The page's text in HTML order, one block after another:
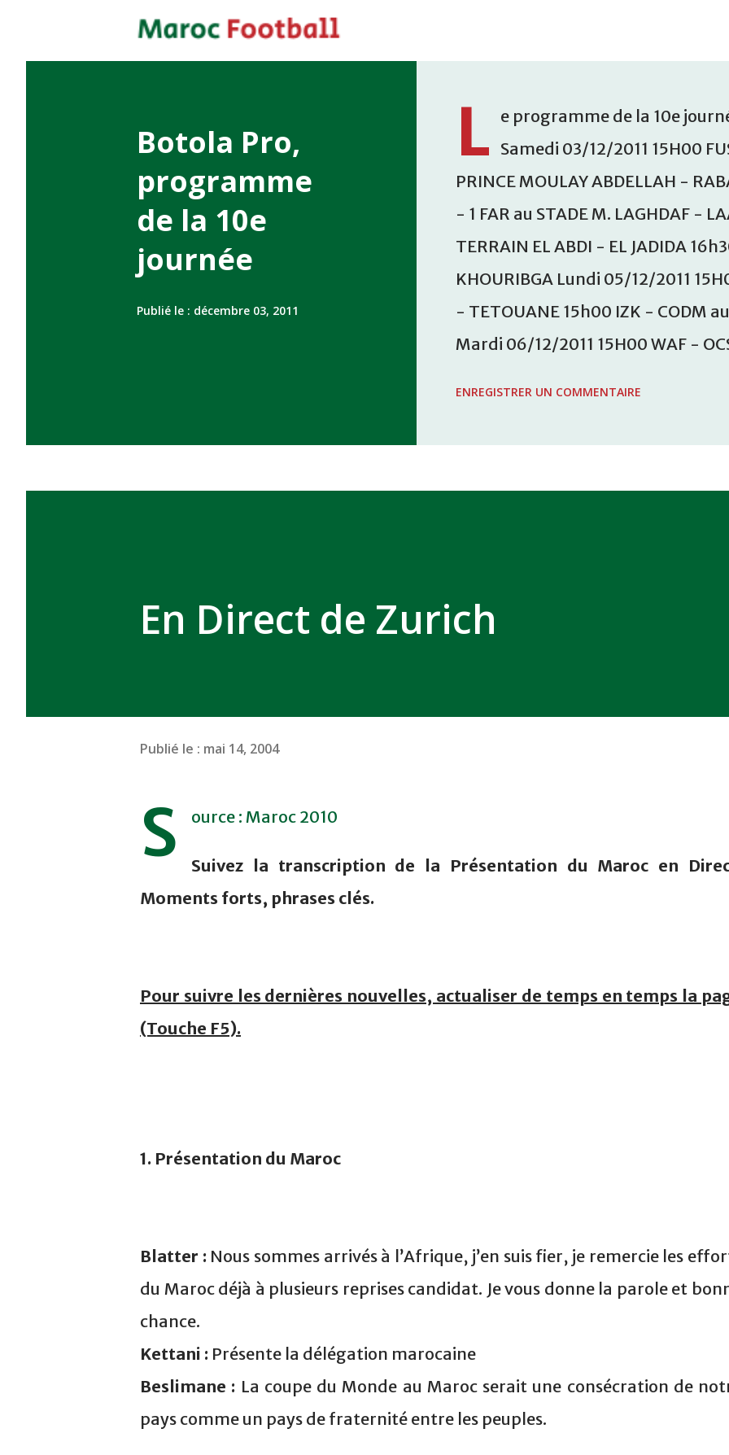
Botola Pro,
programme
de la 10e
journée
Publié le : décembre 03, 2011
L e programme de la 10e
Samedi 03/12/2011 15H00
PRINCE MOULAY ABDELLAH -
- 1 FAR au STADE M. LAGHDAF -
TERRAIN EL ABDI - EL JADIDA
KHOURIBGA Lundi 05/12/2011
- TETOUANE 15h00 IZK - CODM
Mardi 06/12/2011 15H00 WAF -
ENREGISTRER UN COMMENTAIRE
En Direct de Zurich
Publié le : mai 14, 2004
S ource : Maroc 2010
Suivez la transcription de la Présentation du Maroc en
Moments forts, phrases clés.
Pour suivre les dernières nouvelles, actualiser de temps en temps la
(Touche F5).
1. Présentation du Maroc
Blatter : Nous sommes arrivés à l’Afrique, j’en suis fier, je remercie les
du Maroc déjà à plusieurs reprises candidat. Je vous donne la parole et
chance.
Kettani : Présente la délégation marocaine
Beslimane : La coupe du Monde au Maroc serait une consécration de
pays comme un pays de fraternité entre les peuples.